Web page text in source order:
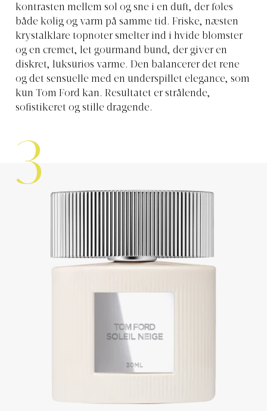
kontrasten mellem sol og sne i en duft, der føles
både kølig og varm på samme tid. Friske, næsten
krystalklare topnoter smelter ind i hvide blomster
og en cremet, let gourmand bund, der giver en
diskret, luksuriøs varme. Den balancerer det rene
og det sensuelle med en underspillet elegance, som
kun Tom Ford kan. Resultatet er strålende,
sofistikeret og stille dragende.
3